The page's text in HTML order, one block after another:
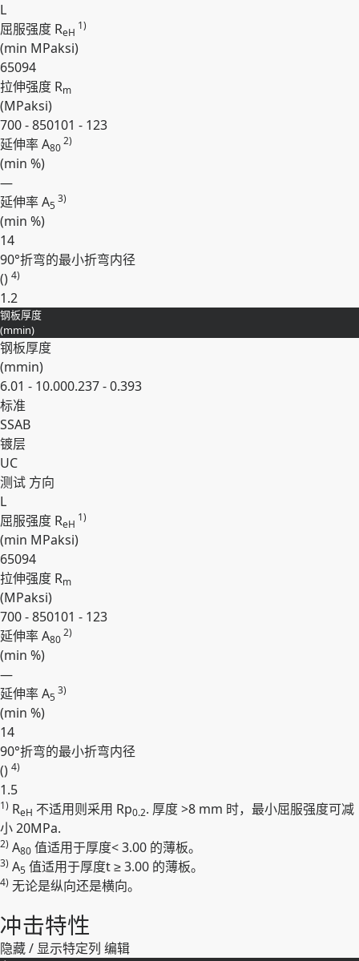
L
屈服强度 ReH
1)
(min MPaksi)
65094
拉伸强度 Rm
(MPaksi)
700 - 850101 - 123
延伸率 A80
2)
(min %)
—
延伸率 A5
3)
(min %)
14
90°折弯的最小折弯内径
() 4)
1.2
展开
钢板厚度
(mmin)
钢板厚度
(mmin)
6.01 - 10.000.237 - 0.393
标准
SSAB
镀层
UC
测试 ⽅向
L
屈服强度 ReH
1)
(min MPaksi)
65094
拉伸强度 Rm
(MPaksi)
700 - 850101 - 123
延伸率 A80
2)
(min %)
—
延伸率 A5
3)
(min %)
14
90°折弯的最小折弯内径
() 4)
1.5
展开
1) ReH 不适⽤则采⽤ Rp0.2. 厚度 >8 mm 时，最⼩屈服强度可减
⼩ 20MPa.
2) A80 值适⽤于厚度< 3.00 的薄板。
3) A5 值适⽤于厚度t ≥ 3.00 的薄板。
4) 无论是纵向还是横向。
冲击特性
隐藏 / 显示特定列 编辑